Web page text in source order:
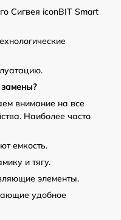
Сигвея iconBIT Smart
замены?
внимание на все
Наиболее часто
емкость.
и тягу.
элементы.
удобное